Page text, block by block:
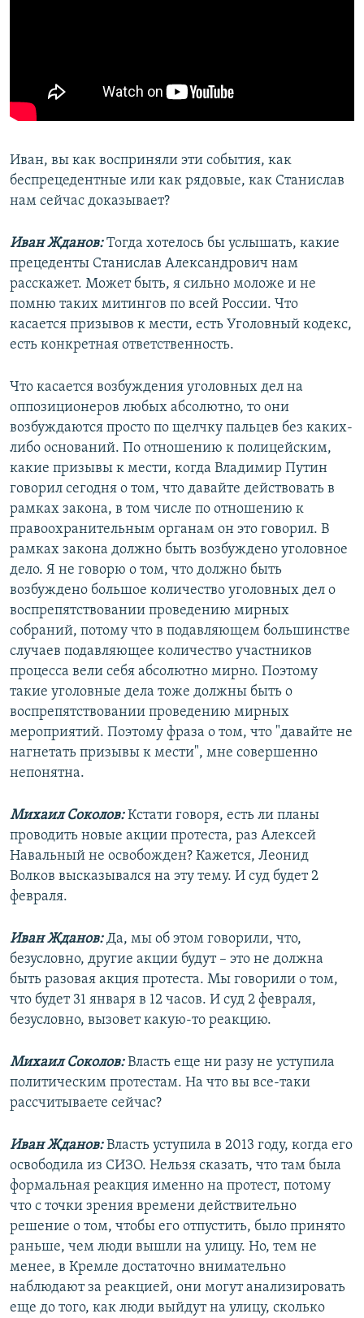
Иван, вы как восприняли эти события, как
беспрецедентные или как рядовые, как Станислав
нам сейчас доказывает?
Иван Жданов:Тогда хотелось бы услышать, какие
прецеденты Станислав Александрович нам
расскажет. Может быть, я сильно моложе и не
помню таких митингов по всей России. Что
касается призывов к мести, есть Уголовный кодекс,
есть конкретная ответственность.
Что касается возбуждения уголовных дел на
оппозиционеров любых абсолютно, то они
возбуждаются просто по щелчку пальцев без каких-
либо оснований. По отношению к полицейским,
какие призывы к мести, когда Владимир Путин
говорил сегодня о том, что давайте действовать в
рамках закона, в том числе по отношению к
правоохранительным органам он это говорил. В
рамках закона должно быть возбуждено уголовное
дело. Я не говорю о том, что должно быть
возбуждено большое количество уголовных дел о
воспрепятствовании проведению мирных
собраний, потому что в подавляющем большинстве
случаев подавляющее количество участников
процесса вели себя абсолютно мирно. Поэтому
такие уголовные дела тоже должны быть о
воспрепятствовании проведению мирных
мероприятий. Поэтому фраза о том, что "давайте не
нагнетать призывы к мести", мне совершенно
непонятна.
Михаил Соколов:Кстати говоря, есть ли планы
проводить новые акции протеста, раз Алексей
Навальный не освобожден? Кажется, Леонид
Волков высказывался на эту тему. И суд будет 2
февраля.
Иван Жданов:Да, мы об этом говорили, что,
безусловно, другие акции будут – это не должна
быть разовая акция протеста. Мы говорили о том,
что будет 31 января в 12 часов. И суд 2 февраля,
безусловно, вызовет какую-то реакцию.
Михаил Соколов:Власть еще ни разу не уступила
политическим протестам. На что вы все-таки
рассчитываете сейчас?
Иван Жданов:Власть уступила в 2013 году, когда его
освободила из СИЗО. Нельзя сказать, что там была
формальная реакция именно на протест, потому
что с точки зрения времени действительно
решение о том, чтобы его отпустить, было принято
раньше, чем люди вышли на улицу. Но, тем не
менее, в Кремле достаточно внимательно
наблюдают за реакцией, они могут анализировать
еще до того, как люди выйдут на улицу, сколько